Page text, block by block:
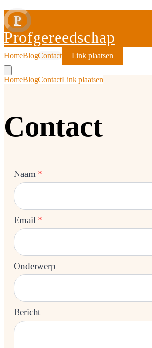
P
Profgereedschap
HomeBlogContact Link plaatsen
HomeBlogContactLink plaatsen
Contact
Naam *
Email *
Onderwerp
Bericht